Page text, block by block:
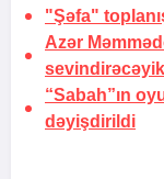
"Şəfa"
Azər
“Sabah”ın
dəyişdirildi